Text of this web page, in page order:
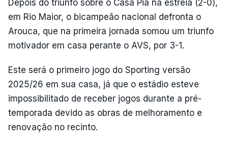
Depois do triunfo sobre o Casa Pia na estreia (2-0),
em Rio Maior, o bicampeão nacional defronta o
Arouca, que na primeira jornada somou um triunfo
motivador em casa perante o AVS, por 3-1.
Este será o primeiro jogo do Sporting versão
2025/26 em sua casa, já que o estádio esteve
impossibilitado de receber jogos durante a pré-
temporada devido as obras de melhoramento e
renovação no recinto.